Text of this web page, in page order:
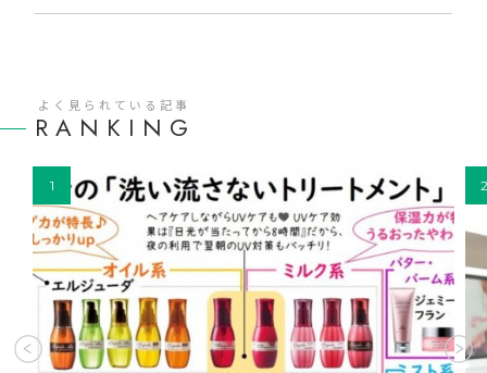
RANKING
よく見られている記事